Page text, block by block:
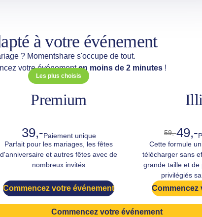
à votre événement
? Momentshare s'occupe de tout.
votre événementen moins de 2 minutes!
Premium
Les plus choisis
39,-Paiement unique
Parfait pour les mariages, les fêtes
d'anniversaire et autres fêtes avec de
nombreux invités
Commencez votre événement
59,-49,-
Cette formule
télécharger sans
grande taille et de
privilégiés
Commencez
Commencez votre événement